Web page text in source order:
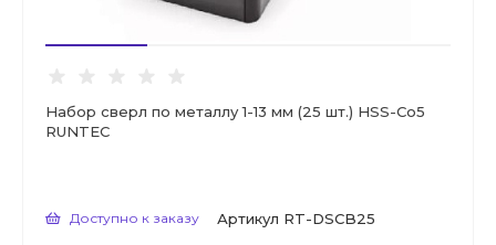
Набор сверл по металлу 1-13 мм (25 шт.) HSS-Co5
RUNTEC
Доступно к заказу Артикул RT-DSCB25